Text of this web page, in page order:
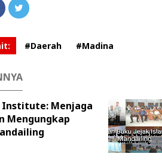
#Daerah #Madina
Institute: Menjaga
Mengungkap